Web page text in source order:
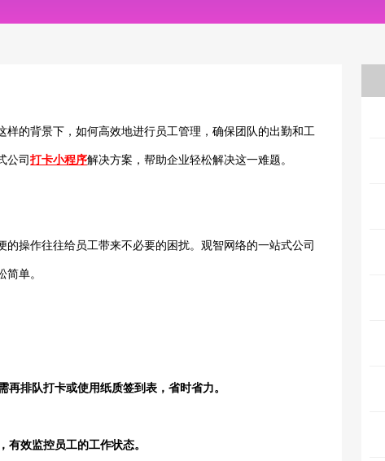
的背景下，如何高效地进行员工管理，确保团队的出勤和工
公司打卡小程序解决方案，帮助企业轻松解决这一难题。
操作往往给员工带来不必要的困扰。观智网络的一站式公司
单。
排队打卡或使用纸质签到表，省时省力。
效监控员工的工作状态。